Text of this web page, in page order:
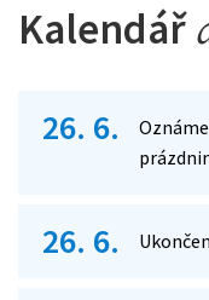
Kalendář
26. 6.
26. 6.